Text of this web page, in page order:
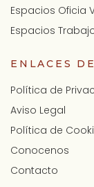
Espacios Oficia
Espacios
ENLACES
Política de
Aviso Legal
Política de
Conocenos
Contacto